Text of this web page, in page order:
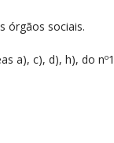
órgãos sociais.
a), c), d), h), do